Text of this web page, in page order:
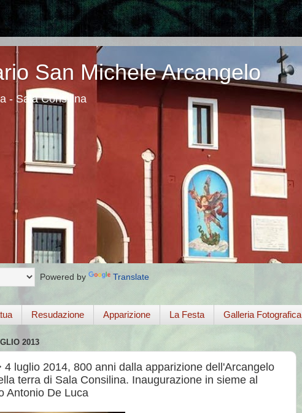
San Michele Arcangelo
- Sala Consilina
Powered by Translate
Resudazione Apparizione La Festa Galleria Fotografica
2013
4 luglio 2014, 800 anni dalla apparizione dell'Arcangelo
terra di Sala Consilina. Inaugurazione in sieme al
Antonio De Luca